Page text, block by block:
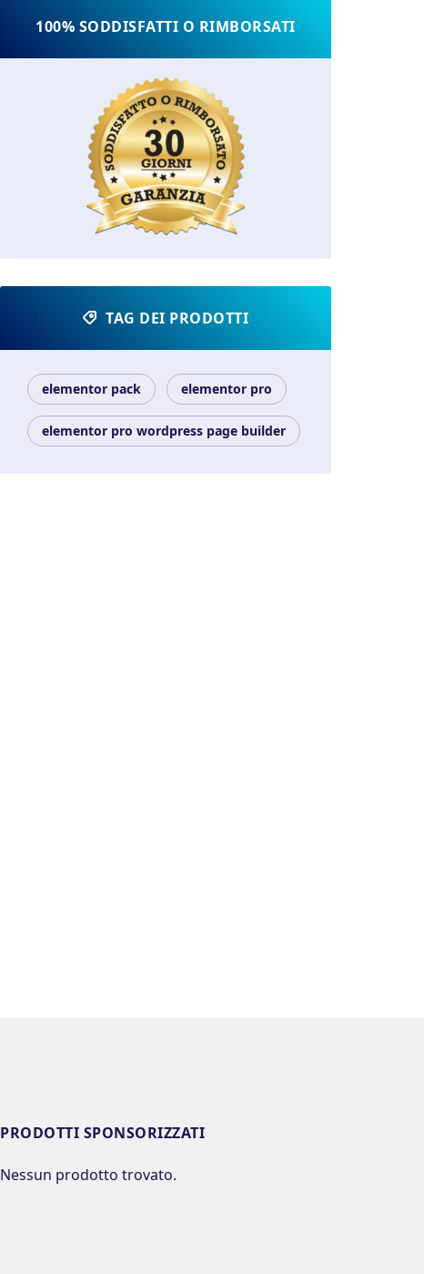
100% SODDISFATTI O RIMBORSATI
TAG DEI PRODOTTI
elementor pack elementor pro
elementor pro wordpress page builder
PRODOTTI SPONSORIZZATI
Nessun prodotto trovato.